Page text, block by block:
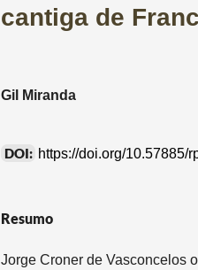
cantiga de
Gil Miranda
DOI: https://doi.org/10.57885/
Resumo
Jorge Croner de Vasconcelos